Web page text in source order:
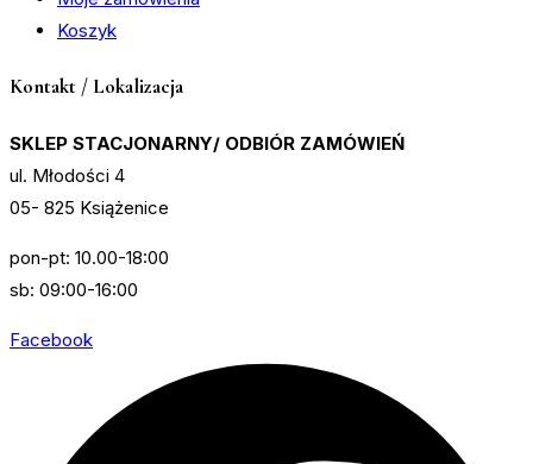
Koszyk
Kontakt / Lokalizacja
SKLEP STACJONARNY/ ODBIÓR ZAMÓWIEŃ
ul. Młodości 4
05- 825 Książenice
pon-pt: 10.00-18:00
sb: 09:00-16:00
Facebook